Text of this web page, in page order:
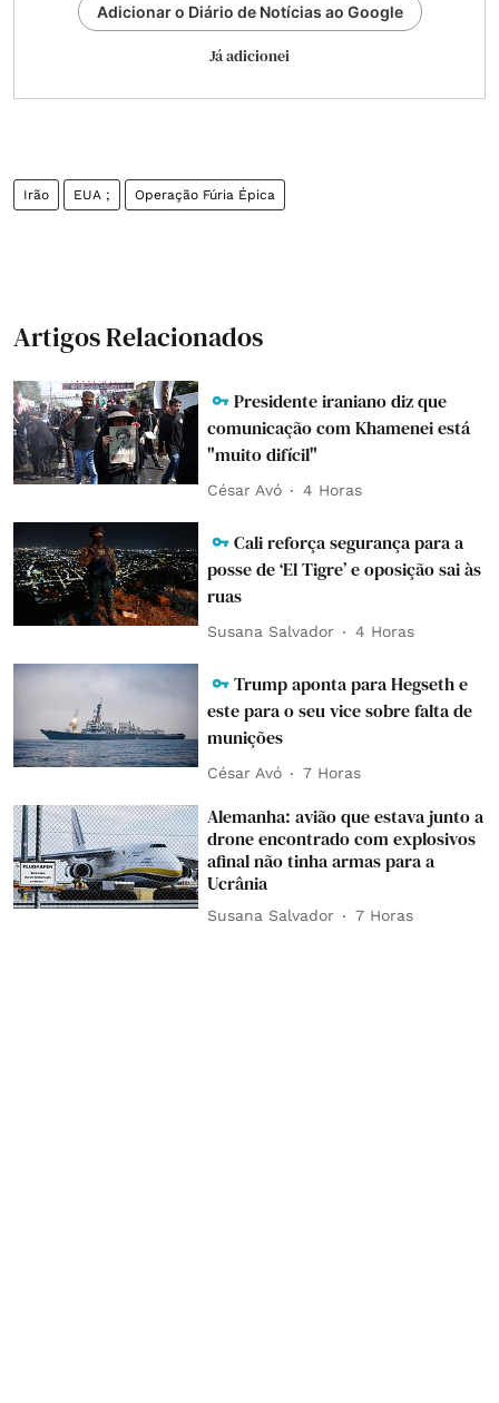
Adicionar o Diário de Notícias ao Google
Já adicionei
Irão EUA ; Operação Fúria Épica
Artigos Relacionados
Presidente iraniano diz que
comunicação com Khamenei está
"muito difícil"
César Avó 4 Horas
Cali reforça segurança para a
posse de ‘El Tigre’ e oposição sai às
ruas
Susana Salvador 4 Horas
Trump aponta para Hegseth e
este para o seu vice sobre falta de
munições
César Avó 7 Horas
Alemanha: avião que estava junto a
drone encontrado com explosivos
afinal não tinha armas para a
Ucrânia
Susana Salvador 7 Horas